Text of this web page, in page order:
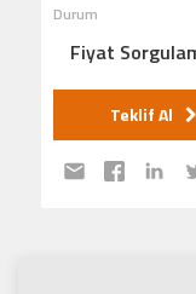
Durum
Fiyat
Teklif Al